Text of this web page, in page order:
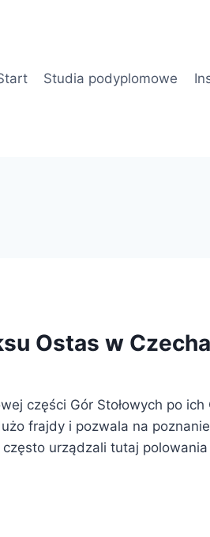
Studia podyplomowe
Ostas w
części Gór Stołowych po
frajdy i pozwala na
urządzali tutaj